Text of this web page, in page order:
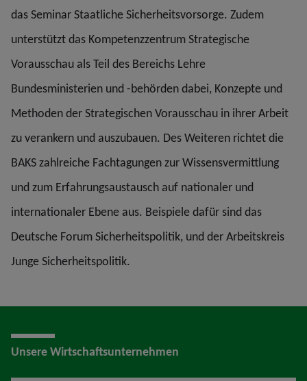
das Seminar Staatliche Sicherheitsvorsorge. Zudem
unterstützt das Kompetenzzentrum Strategische
Vorausschau als Teil des Bereichs Lehre
Bundesministerien und -behörden dabei, Konzepte und
Methoden der Strategischen Vorausschau in ihrer Arbeit
zu verankern und auszubauen. Des Weiteren richtet die
BAKS zahlreiche Fachtagungen zur Wissensvermittlung
und zum Erfahrungsaustausch auf nationaler und
internationaler Ebene aus. Beispiele dafür sind das
Deutsche Forum Sicherheitspolitik, und der Arbeitskreis
Junge Sicherheitspolitik.
Unsere Wirtschaftsunternehmen